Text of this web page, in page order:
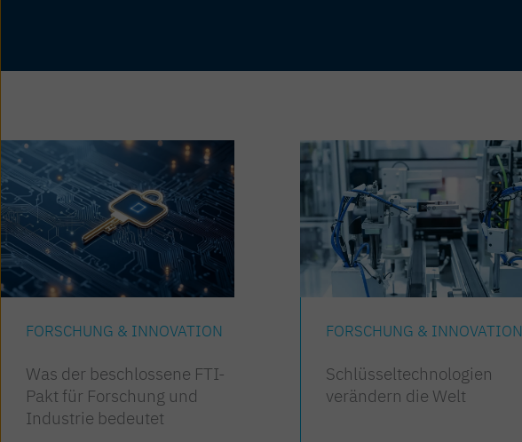
FORSCHUNG & INNOVATION
Was der beschlossene FTI-
Pakt für Forschung und
Industrie bedeutet
FORSCHUNG & INNOVATION
Schlüsseltechnologien
verändern die Welt